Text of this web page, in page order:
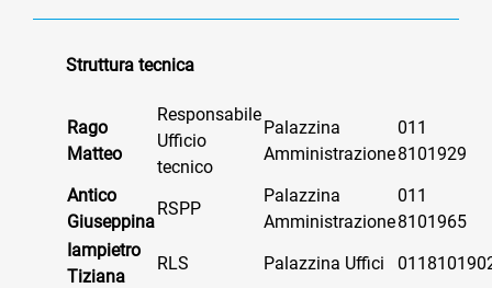
Struttura tecnica
Rago
Matteo
Responsabile
Ufficio
tecnico
Palazzina
Amministrazione
011
8101929
Antico
Giuseppina
RSPP
Palazzina
Amministrazione
011
8101965
Iampietro
Tiziana
RLS Palazzina Uffici